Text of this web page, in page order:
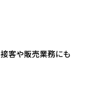
接客や販売業務にも